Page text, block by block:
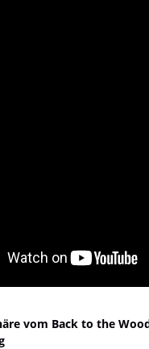
vom Back to the